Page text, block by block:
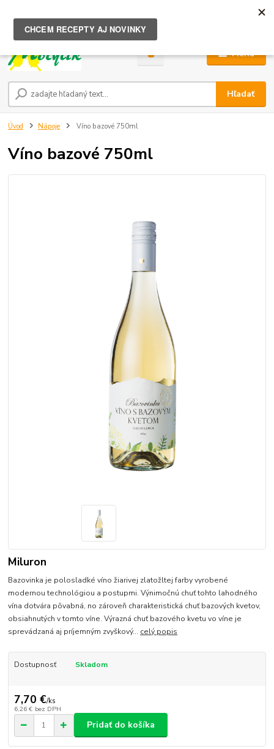
Menu
Hľadať
ks
0,00 €
Úvod Nápoje Víno bazové 750ml
Víno bazové 750ml
Miluron
Bazovinka je polosladké víno žiarivej zlatožltej farby vyrobené
modernou technológiou a postupmi. Výnimočnú chuť tohto lahodného
vína dotvára pôvabná, no zároveň charakteristická chuť bazových kvetov,
obsiahnutých v tomto víne. Výrazná chuť bazového kvetu vo víne je
sprevádzaná aj príjemným zvyškový... celý popis
Dostupnosť Skladom
7,70 €/ks
6,26 € bez DPH
Pridať do košíka